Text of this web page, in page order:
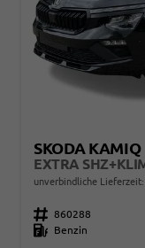
SKODA KAMIQ
unverbindliche
Fahrzeugnr. 860288
Kraftstoff
Benzin